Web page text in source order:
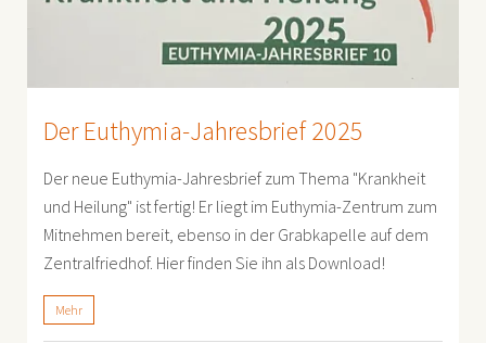
Der Euthymia-Jahresbrief 2025
Der neue Euthymia-Jahresbrief zum Thema "Krankheit
und Heilung" ist fertig! Er liegt im Euthymia-Zentrum zum
Mitnehmen bereit, ebenso in der Grabkapelle auf dem
Zentralfriedhof. Hier finden Sie ihn als Download!
Mehr